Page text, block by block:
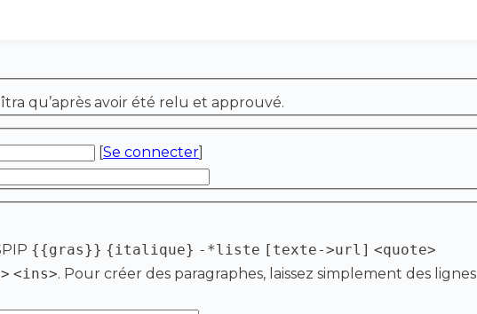
qu’après avoir été relu et approuvé.
[Se connecter]
{{gras}} {italique} -*liste [texte->url] <quote>
<ins>. Pour créer des paragraphes, laissez simplement des lignes